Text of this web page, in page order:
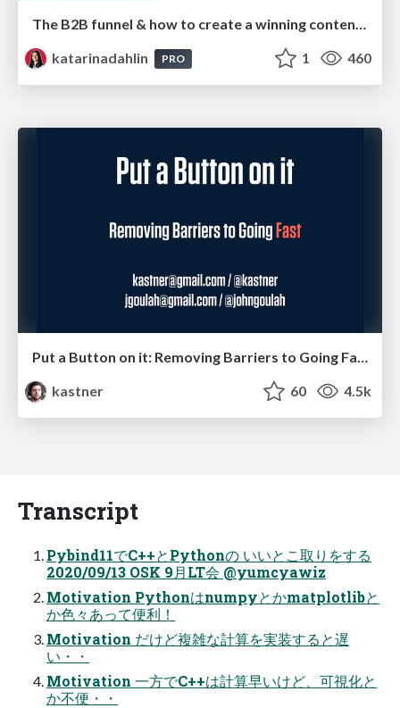
The B2B funnel & how to create a winning content strategy
katarinadahlin
PRO 1 460
kastner
60 4.5k
Transcript
Pybind11でC++とPythonの いいとこ取りをする
2020/09/13 OSK 9月LT会 @yumcyawiz
Motivation Pythonはnumpyとかmatplotlibと
か色々あって便利！
Motivation だけど複雑な計算を実装すると遅
い・・
Motivation 一方でC++は計算早いけど、可視化と
か不便・・